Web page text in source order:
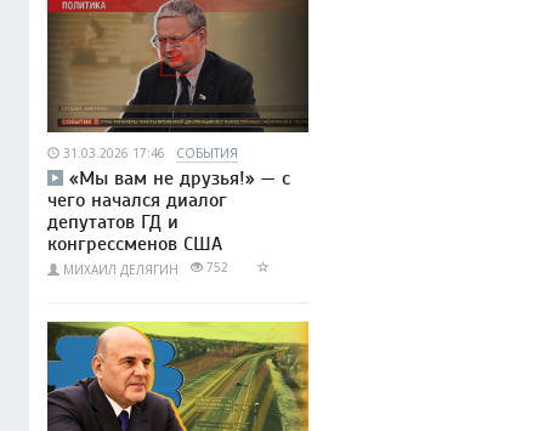
31.03.2026 17:46 СОБЫТИЯ
«Мы вам не друзья!» — с
чего начался диалог
депутатов ГД и
конгрессменов США
МИХАИЛ ДЕЛЯГИН 752